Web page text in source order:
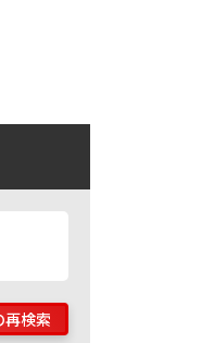
再検索